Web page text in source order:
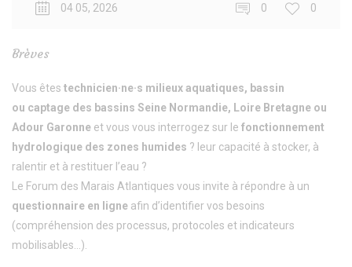
04 05, 2026 0 0
Brèves
Vous êtes technicien·ne·s milieux aquatiques, bassin
ou captage des bassins Seine Normandie, Loire Bretagne ou
Adour Garonne et vous vous interrogez sur le fonctionnement
hydrologique des zones humides ? leur capacité à stocker, à
ralentir et à restituer l’eau ?
Le Forum des Marais Atlantiques vous invite à répondre à un
questionnaire en ligne afin d’identifier vos besoins
(compréhension des processus, protocoles et indicateurs
mobilisables…).